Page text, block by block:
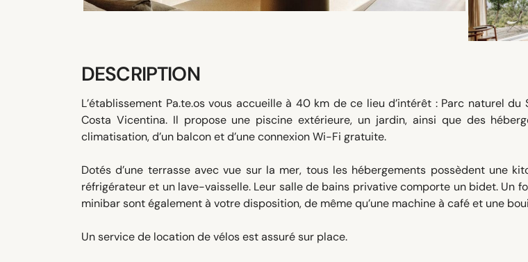
DESCRIPTION
L’établissement Pa.te.os vous accueille à 40 km de ce lieu d’intérêt : Parc naturel
Costa Vicentina. Il propose une piscine extérieure, un jardin, ainsi que des
climatisation, d’un balcon et d’une connexion Wi-Fi gratuite.
Dotés d’une terrasse avec vue sur la mer, tous les hébergements possèdent une
réfrigérateur et un lave-vaisselle. Leur salle de bains privative comporte un bidet. Un
minibar sont également à votre disposition, de même qu’une machine à café et une
Un service de location de vélos est assuré sur place.